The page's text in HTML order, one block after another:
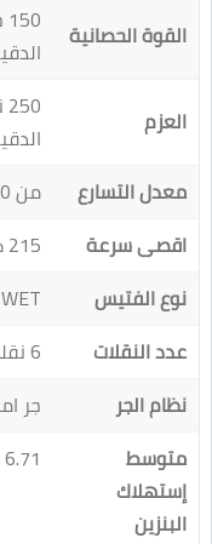
القوة الحصانية
العزم
معدل التسارع
من 0 لـ100 في 9.2 ثانية
اقصى سرعة
215 كيلو متر / ساعه
نوع الفتيس
عدد النقلات
6 نقلات
نظام الجر
جر
متوسط
إستهلاك
البنزين
6.71 لتر لكل 100 كم